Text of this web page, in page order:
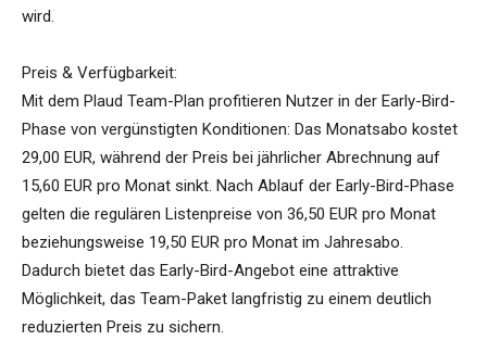
wird.
Preis & Verfügbarkeit:
Mit dem Plaud Team-Plan profitieren Nutzer in der Early-Bird-
Phase von vergünstigten Konditionen: Das Monatsabo kostet
29,00 EUR, während der Preis bei jährlicher Abrechnung auf
15,60 EUR pro Monat sinkt. Nach Ablauf der Early-Bird-Phase
gelten die regulären Listenpreise von 36,50 EUR pro Monat
beziehungsweise 19,50 EUR pro Monat im Jahresabo.
Dadurch bietet das Early-Bird-Angebot eine attraktive
Möglichkeit, das Team-Paket langfristig zu einem deutlich
reduzierten Preis zu sichern.